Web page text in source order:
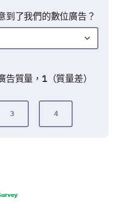
到了我們的數位廣告？
質量，1（質量差）
3 4
分析
您對我們數位廣告活動特